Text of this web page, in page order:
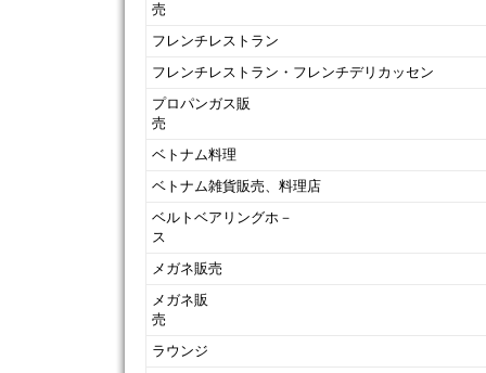
フレンチレストラン
フレンチレストラン・フレンチデリカッセン
プロパンガス販
売
ベトナム料理
ベトナム雑貨販売、料理店
ベルトベアリングホ－
ス
メガネ販売
メガネ販
ラウンジ